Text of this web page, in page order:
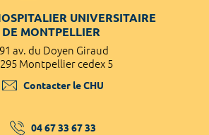
UNIVERSITAIRE
DE MONTPELLIER
av. du Doyen Giraud
Montpellier cedex 5
Contacter le CHU
04 67 33 67 33